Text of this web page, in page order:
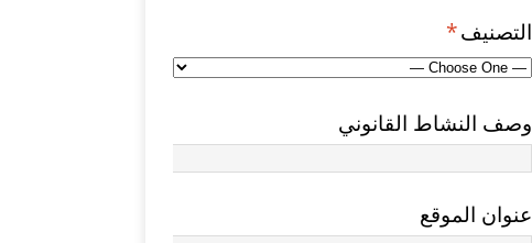
التصنيف*
وصف النشاط القانوني
عنوان الموقع